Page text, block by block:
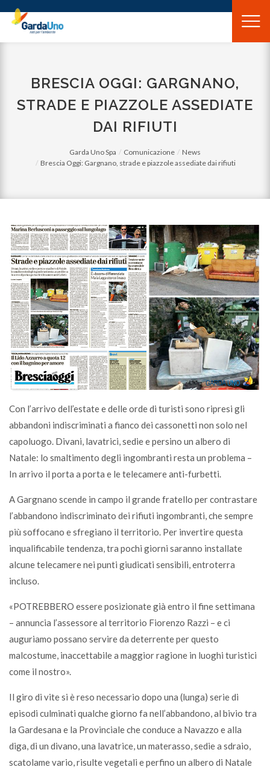
Gardauno
Spa
BRESCIA OGGI: GARGNANO,
STRADE E PIAZZOLE ASSEDIATE
DAI RIFIUTI
Garda Uno Spa Comunicazione
News
Brescia Oggi: Gargnano, strade e piazzole assediate dai rifiuti
Con l’arrivo dell’estate e delle orde di turisti sono ripresi gli
abbandoni indiscriminati a fianco dei cassonetti non solo nel
capoluogo. Divani, lavatrici, sedie e persino un albero di
Natale: lo smaltimento degli ingombranti resta un problema –
In arrivo il porta a porta e le telecamere anti-furbetti.
A Gargnano scende in campo il grande fratello per contrastare
l’abbandono indiscriminato dei rifiuti ingombranti, che sempre
più soffocano e sfregiano il territorio. Per invertire questa
inqualificabile tendenza, tra pochi giorni saranno installate
alcune telecamere nei punti giudicati sensibili, entroterra
incluso.
«POTREBBERO essere posizionate già entro il fine settimana
– annuncia l’assessore al territorio Fiorenzo Razzi – e ci
auguriamo possano servire da deterrente per questo
malcostume, inaccettabile a maggior ragione in luoghi turistici
come il nostro».
Il giro di vite si è reso necessario dopo una (lunga) serie di
episodi culminati qualche giorno fa nell’abbandono, al bivio tra
la Gardesana e la Provinciale che conduce a Navazzo e alla
diga, di un divano, una lavatrice, un materasso, sedie a sdraio,
scatolame vario, risulte vegetali e perfino un albero di Natale